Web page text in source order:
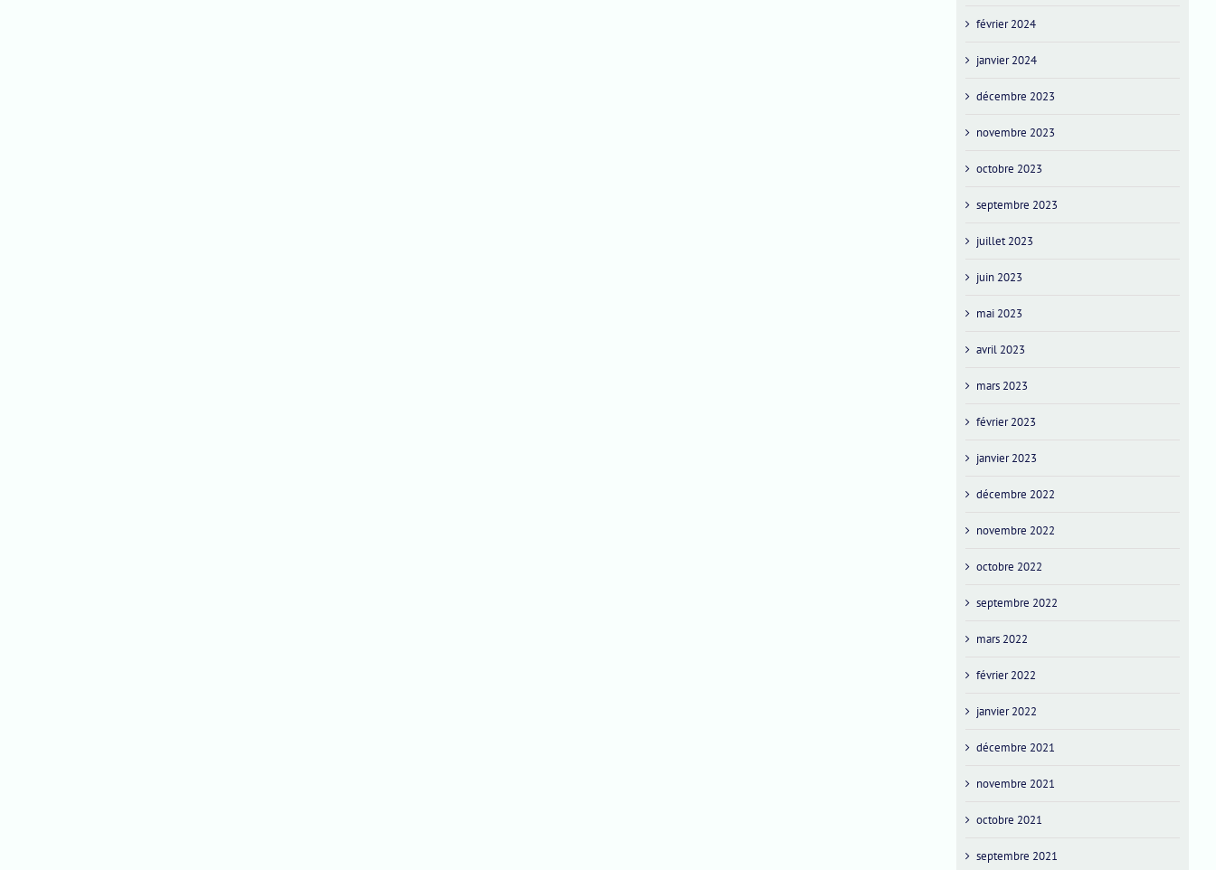
février 2024
janvier 2024
décembre 2023
novembre 2023
octobre 2023
septembre 2023
juillet 2023
juin 2023
mai 2023
avril 2023
mars 2023
février 2023
janvier 2023
décembre 2022
novembre 2022
octobre 2022
septembre 2022
mars 2022
février 2022
janvier 2022
décembre 2021
novembre 2021
octobre 2021
septembre 2021